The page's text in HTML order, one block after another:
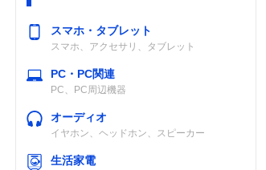
スマホ・タブレット
スマホ、アクセサリ、タブレット
PC・PC関連
PC、PC周辺機器
オーディオ
イヤホン、ヘッドホン、スピーカー
生活家電